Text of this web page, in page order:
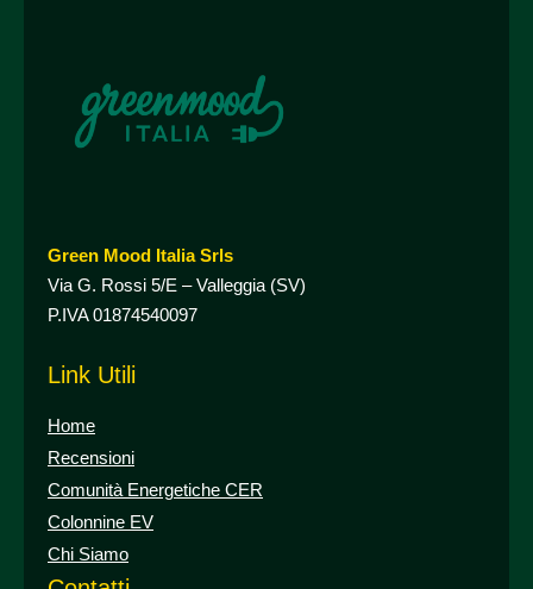
Green Mood Italia Srls
Via G. Rossi 5/E – Valleggia (SV)
P.IVA 01874540097
Link Utili
Home
Recensioni
Comunità Energetiche CER
Colonnine EV
Chi Siamo